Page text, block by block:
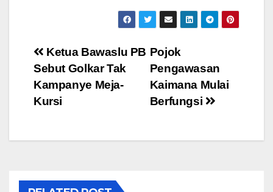
Post
navigation
Pojok
Pengawasan
Kaimana Mulai
Berfungsi
Ketua Bawaslu PB
Sebut Golkar Tak
Kampanye Meja-
Kursi